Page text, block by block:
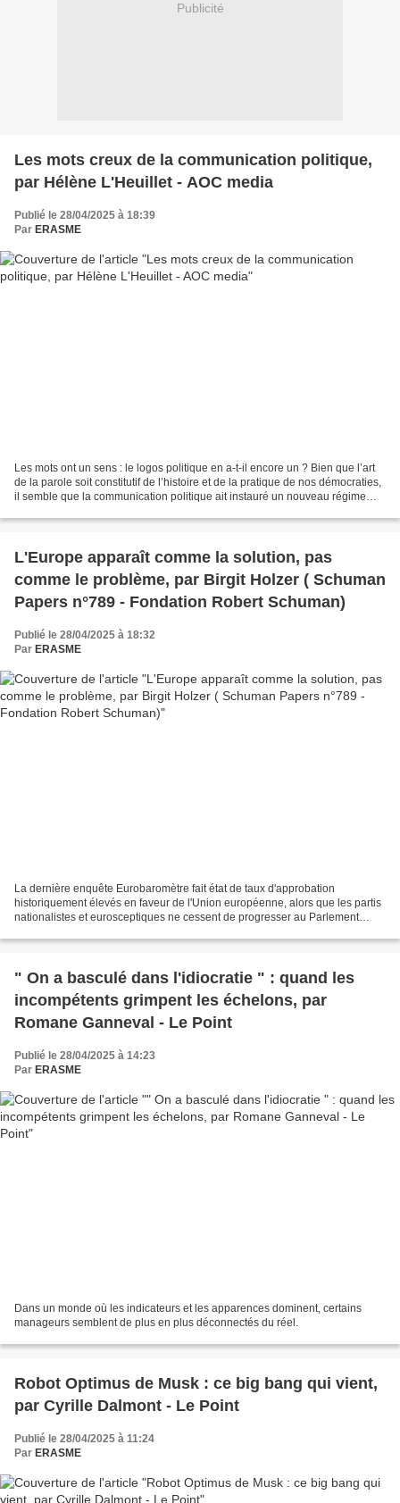
Publicité
Les mots creux de la communication politique,
par Hélène L'Heuillet - AOC media
Publié le 28/04/2025 à 18:39
Par ERASME
Les mots ont un sens : le logos politique en a-t-il encore un ? Bien que l’art
de la parole soit constitutif de l’histoire et de la pratique de nos démocraties,
il semble que la communication politique ait instauré un nouveau régime
L'Europe apparaît comme la solution, pas
comme le problème, par Birgit Holzer ( Schuman
Papers n°789 - Fondation Robert Schuman)
Publié le 28/04/2025 à 18:32
Par ERASME
La dernière enquête Eurobaromètre fait état de taux d'approbation
historiquement élevés en faveur de l'Union européenne, alors que les partis
nationalistes et eurosceptiques ne cessent de progresser au Parlement
" On a basculé dans l'idiocratie " : quand les
incompétents grimpent les échelons, par
Romane Ganneval - Le Point
Publié le 28/04/2025 à 14:23
Par ERASME
Dans un monde où les indicateurs et les apparences dominent, certains
manageurs semblent de plus en plus déconnectés du réel.
Robot Optimus de Musk : ce big bang qui vient,
par Cyrille Dalmont - Le Point
Publié le 28/04/2025 à 11:24
Par ERASME